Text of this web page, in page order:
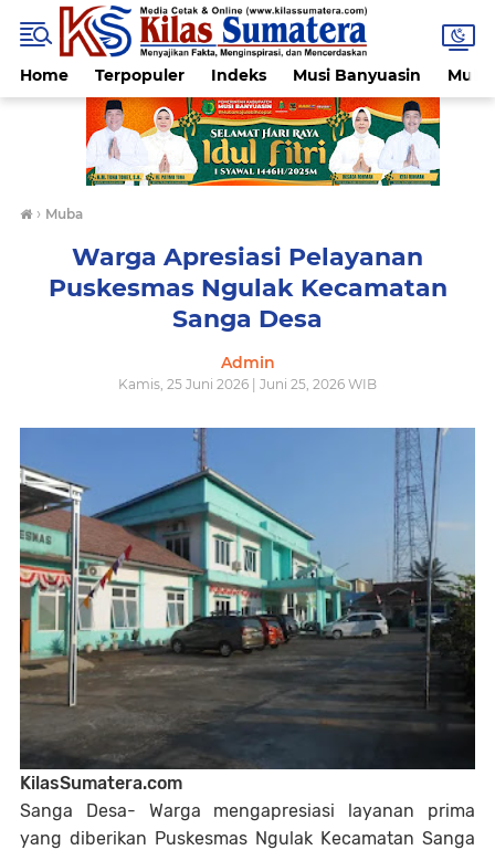
Home Terpopuler Indeks Musi Banyuasin Muba
› Muba
Warga Apresiasi Pelayanan
Puskesmas Ngulak Kecamatan
Sanga Desa
Admin
Kamis, 25 Juni 2026 | Juni 25, 2026 WIB
KilasSumatera.com
Sanga Desa- Warga mengapresiasi layanan prima
yang diberikan Puskesmas Ngulak Kecamatan Sanga